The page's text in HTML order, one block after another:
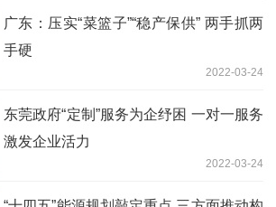
广东：压实“菜篮子”“稳产保供” 两手抓两
手硬
2022-03-24
东莞政府“定制”服务为企纾困 一对一服务
激发企业活力
2022-03-24